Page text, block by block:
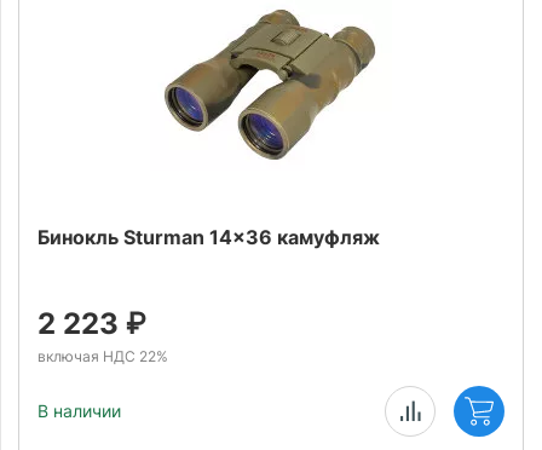
Бинокль Sturman 14x36 камуфляж
2 223 ₽
включая НДС 22%
В наличии